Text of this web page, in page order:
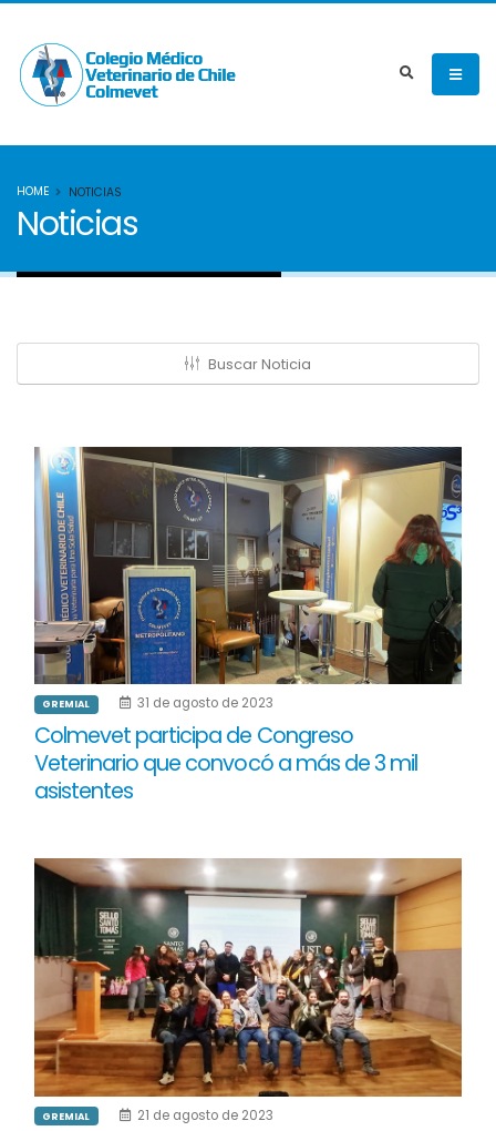
HOME NOTICIAS
Noticias
Buscar Noticia
GREMIAL 31 de agosto de 2023
Colmevet participa de Congreso
Veterinario que convocó a más de 3 mil
asistentes
GREMIAL 21 de agosto de 2023